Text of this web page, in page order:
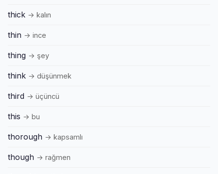
thick → kalın
thin → ince
thing → şey
think → düşünmek
third → üçüncü
this → bu
thorough → kapsamlı
though → rağmen